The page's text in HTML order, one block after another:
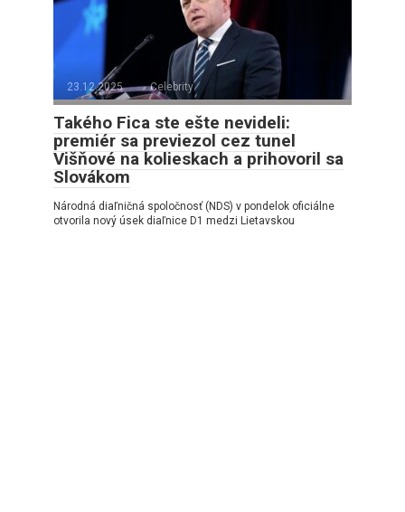
23.12.2025 Celebrity
Takého Fica ste ešte nevideli:
premiér sa previezol cez tunel
Višňové na kolieskach a prihovoril sa
Slovákom
Národná diaľničná spoločnosť (NDS) v pondelok oficiálne
otvorila nový úsek diaľnice D1 medzi Lietavskou